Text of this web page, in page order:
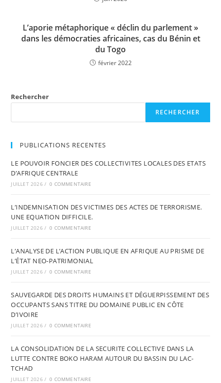
L’aporie métaphorique « déclin du parlement »
dans les démocraties africaines, cas du Bénin et
du Togo
février 2022
Rechercher
RECHERCHER
PUBLICATIONS RECENTES
LE POUVOIR FONCIER DES COLLECTIVITES LOCALES DES ETATS
D’AFRIQUE CENTRALE
JUILLET 2026 / 0 COMMENTAIRE
L’INDEMNISATION DES VICTIMES DES ACTES DE TERRORISME.
UNE EQUATION DIFFICILE.
JUILLET 2026 / 0 COMMENTAIRE
L’ANALYSE DE L’ACTION PUBLIQUE EN AFRIQUE AU PRISME DE
L’ÉTAT NEO-PATRIMONIAL
JUILLET 2026 / 0 COMMENTAIRE
SAUVEGARDE DES DROITS HUMAINS ET DÉGUERPISSEMENT DES
OCCUPANTS SANS TITRE DU DOMAINE PUBLIC EN CÔTE
D’IVOIRE
JUILLET 2026 / 0 COMMENTAIRE
LA CONSOLIDATION DE LA SECURITE COLLECTIVE DANS LA
LUTTE CONTRE BOKO HARAM AUTOUR DU BASSIN DU LAC-
TCHAD
JUILLET 2026 / 0 COMMENTAIRE